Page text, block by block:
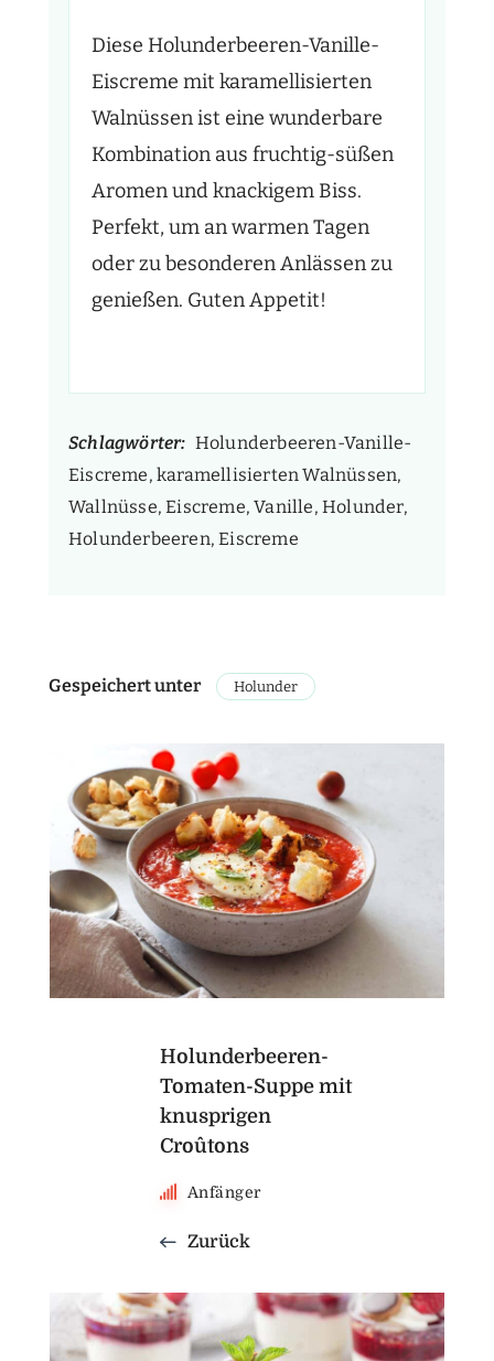
Diese Holunderbeeren-Vanille-
Eiscreme mit karamellisierten
Walnüssen ist eine wunderbare
Kombination aus fruchtig-süßen
Aromen und knackigem Biss.
Perfekt, um an warmen Tagen
oder zu besonderen Anlässen zu
genießen. Guten Appetit!
Schlagwörter: Holunderbeeren-Vanille-
Eiscreme, karamellisierten Walnüssen,
Wallnüsse, Eiscreme, Vanille, Holunder,
Holunderbeeren, Eiscreme
Gespeichert unter Holunder
Holunderbeeren-
Tomaten-Suppe mit
knusprigen
Croûtons
Anfänger
Zurück